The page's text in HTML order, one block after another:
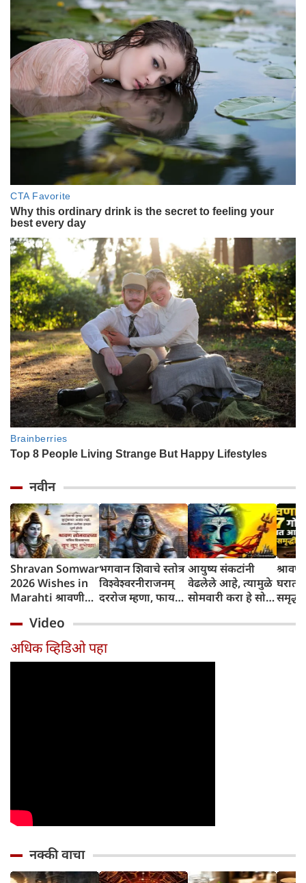
नवीन
Shravan Somwar
2026 Wishes in
Marahti श्रावणी
भगवान शिवाचे स्तोत्र
विश्वेश्वरनीराजनम्
दररोज म्हणा, फायदे
आयुष्य संकटांनी
वेढलेले आहे, त्यामुळे
सोमवारी करा हे सोपे
Video
अधिक व्हिडिओ पहा
नक्की वाचा